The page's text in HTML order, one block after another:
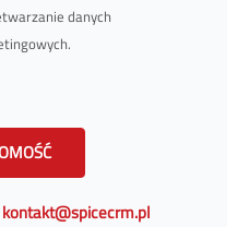
danych
kontakt@spicecrm.pl